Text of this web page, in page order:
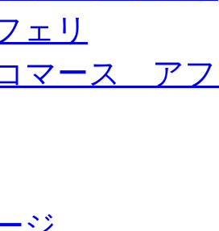
ェリ
マース ア